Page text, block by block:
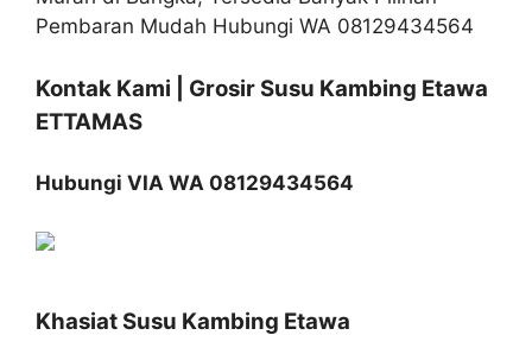
Kontak Kami | Grosir Susu Kambing Etawa
ETTAMAS
Hubungi VIA WA 08129434564
Khasiat Susu Kambing Etawa